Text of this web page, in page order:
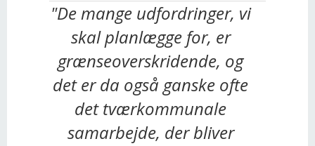
"De mange udfordringer, vi
skal planlægge for, er
grænseoverskridende, og
det er da også ganske ofte
det tværkommunale
samarbejde, der bliver